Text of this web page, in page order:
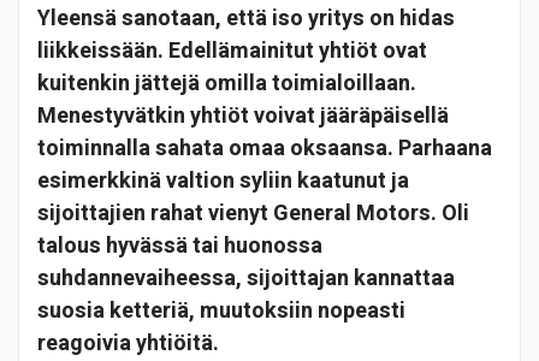
Yleensä sanotaan, että iso yritys on hidas
liikkeissään. Edellämainitut yhtiöt ovat
kuitenkin jättejä omilla toimialoillaan.
Menestyvätkin yhtiöt voivat jääräpäisellä
toiminnalla sahata omaa oksaansa. Parhaana
esimerkkinä valtion syliin kaatunut ja
sijoittajien rahat vienyt General Motors. Oli
talous hyvässä tai huonossa
suhdannevaiheessa, sijoittajan kannattaa
suosia ketteriä, muutoksiin nopeasti
reagoivia yhtiöitä.